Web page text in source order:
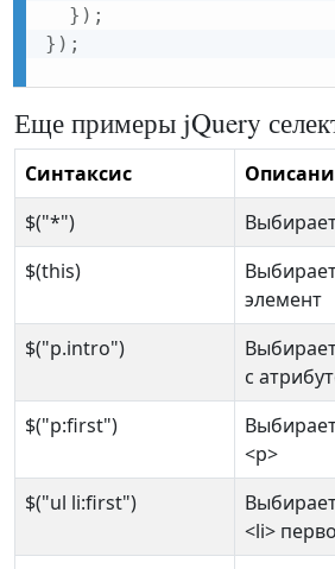
} ) ;
} ) ;
Еще примеры jQuery
Синтаксис
$("*")
$(this)
элемент
$("p.intro")
с
$("p:first")
<p>
$("ul li:first")
<li>